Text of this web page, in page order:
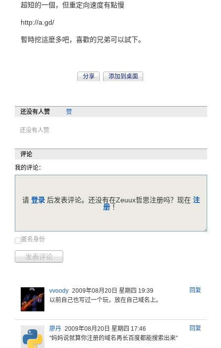
超短的一個，但重定向速度有點慢
http://a.gd/
暫時挖這麼多吧，喜歡的兄弟可以試下。
分享 添加到桌面
还没有人赞 赞
还没有人赞
评论
我的评论：
匿名身份
发表评论
请 登录 后发表评论。还没有在Zeuux哲思注册吗？现在 注
册 ！
回复
vvoody 2009年08月20日 星期四 19:39
以前自己也写过一个玩，放在自己域名上。
回复
廖丹 2009年08月20日 星期四 17:46
"妈妈说就算你注册的域名再长百度都能搜索出来"